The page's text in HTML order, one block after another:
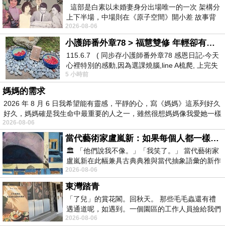
的軍人禁止赴中，也希望未來退將赴中，必須做
到行前報備；對此，李翔宙回應，目前正由專案
小組研擬，並坦言行前報備是「未來方向」。
2017台北年菜宅配
李翔宙今日赴立法院外交及國防委員會參與預算
審查，而徐永明在質詢時提到，退將赴中事件，
帶團的重點人物為吳斯懷、許歷農，但李翔宙最
近與退輔軍人社團的訪談，卻未見這兩人，這樣
如何釐清爭議；他還說，許歷農上將每年都會帶
團赴中參加活動，退輔會應該都知道，也編列上
千萬預算與退役軍人座談聯繫，但平常的座談
會，難道都沒宣導不要做出傷害國家尊嚴的行動
嗎？
這部是白素以未婚妻身分出場唯一的一次 架構分
上下半場，中場則在《原子空間》開小差 故事背
景影射西藏境外流亡 地下組織
2026-08-06
小護師番外章78 > 福慧雙修 年輕卻有個老靈魂 ㄑ金剛經〉podcast
115.6.7 ( 同步存小護師番外章78 感恩日記-今天
心裡特別的感動,因為選課燒腦,line A梳爬, 上完失
智課的她,特來傾
5 小時前
媽媽的需求
2026 年 8 月 6 日我希望能有靈感，平靜的心，寫《媽媽》這系列好久
好久，媽媽確是我生命中最重要的人之一，雖然很想媽媽像我愛她一樣
2026-08-06
當代藝術家盧嵐新：如果每個人都一樣，這世界該有多無聊？
🏛️ 「他們說我不像。」「我笑了。」 當代藝術家
盧嵐新在此幅兼具古典典雅與當代抽象語彙的新作
中，以沈靜的藍色空間為背景，描繪了
2026-08-06
東灣踏青
「了兒」的賞花閣。回秋天。 那些毛毛蟲還有禮
遇通道呢，如遇到。一個園區的工作人員撿給我們
細賞。
2026-08-06